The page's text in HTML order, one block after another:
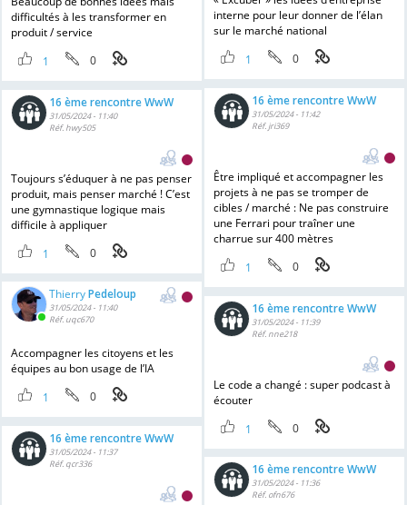
interne pour leur donner de l’élan
sur le marché national
1
0
difficultés à les transformer en
produit / service
1
0
16 ème rencontre WwW
31/05/2024 - 11:42
Réf. jri369
Être impliqué et accompagner les
projets à ne pas se tromper de
cibles / marché : Ne pas construire
une Ferrari pour traîner une
charrue sur 400 mètres
1
0
16 ème rencontre WwW
31/05/2024 - 11:40
Réf. hwy505
Toujours s’éduquer à ne pas penser
produit, mais penser marché ! C’est
une gymnastique logique mais
difficile à appliquer
1
0
ThierryPedeloup
31/05/2024 - 11:40
Réf. uqc670
Accompagner les citoyens et les
équipes au bon usage de l’IA
1
0
16 ème rencontre WwW
31/05/2024 - 11:39
Réf. nne218
Le code a changé : super podcast à
écouter
1
0
16 ème rencontre WwW
31/05/2024 - 11:37
Réf. qcr336
16 ème rencontre WwW
31/05/2024 - 11:36
Réf. ofn676